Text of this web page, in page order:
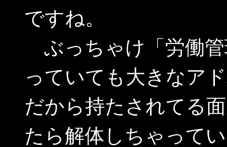
ですね。
ぶっちゃけ「労働
っていても大きなア
だから持たされてる
たら解体しちゃって